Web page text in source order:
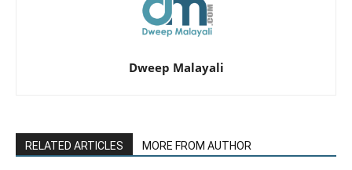
Dweep Malayali
RELATED ARTICLES MORE FROM AUTHOR